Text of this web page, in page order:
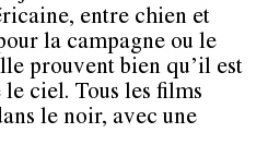
entre chien et
la campagne ou le
prouvent bien qu’il est
ciel. Tous les films
le noir, avec une